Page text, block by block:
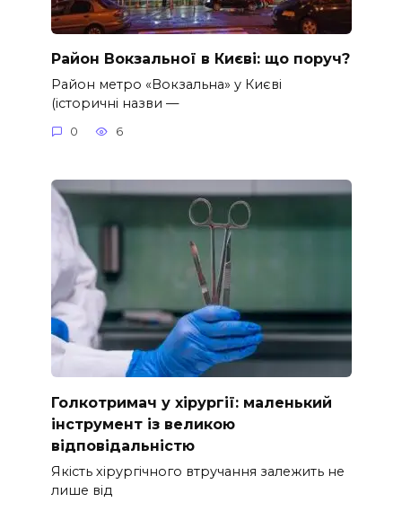
Район Вокзальної в Києві: що поруч?
Район метро «Вокзальна» у Києві
(історичні назви —
0 6
Голкотримач у хірургії: маленький
інструмент із великою
відповідальністю
Якість хірургічного втручання залежить не
лише від